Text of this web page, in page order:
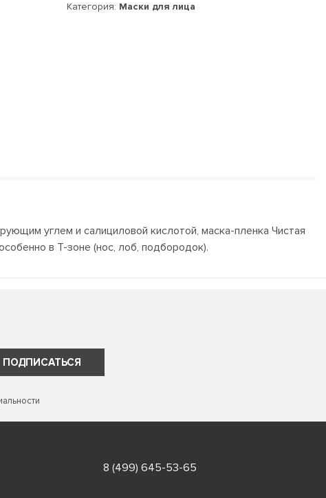
Категория: Маски для лица
углем и салициловой кислотой, маска-пленка Чистая
в Т-зоне (нос, лоб, подбородок).
ПОДПИСАТЬСЯ
8 (499) 645-53-65